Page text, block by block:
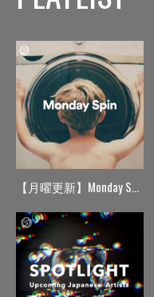
【月曜更新】Monday Spin